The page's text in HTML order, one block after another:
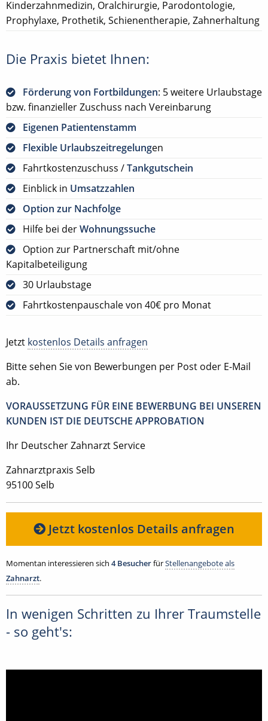
Kinderzahnmedizin, Oralchirurgie, Parodontologie,
Prophylaxe, Prothetik, Schienentherapie, Zahnerhaltung
Die Praxis bietet Ihnen:
Förderung von Fortbildungen: 5 weitere Urlaubstage
bzw. finanzieller Zuschuss nach Vereinbarung
Eigenen Patientenstamm
Flexible Urlaubszeitregelungen
Fahrtkostenzuschuss /Tankgutschein
Einblick in Umsatzzahlen
Option zur Nachfolge
Hilfe bei derWohnungssuche
Option zur Partnerschaft mit/ohne
Kapitalbeteiligung
30 Urlaubstage
Fahrtkostenpauschale von 40€ pro Monat
Jetzt kostenlos Details anfragen
Bitte sehen Sie von Bewerbungen per Post oder E-Mail
ab.
VORAUSSETZUNG FÜR EINE BEWERBUNG BEI UNSEREN
KUNDEN IST DIE DEUTSCHE APPROBATION
Ihr Deutscher Zahnarzt Service
Zahnarztpraxis Selb
95100 Selb
Jetzt kostenlos Details anfragen
Momentan interessieren sich 4 BesucherfürStellenangebote als
Zahnarzt.
In wenigen Schritten zu Ihrer Traumstelle
- so geht's: